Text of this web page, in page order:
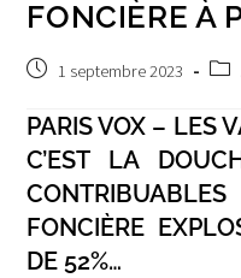
FONCIÈRE À
Publication
1 septembre 2023
PARIS VOX – LES
C’EST LA
FONCIÈRE
DE 52%…